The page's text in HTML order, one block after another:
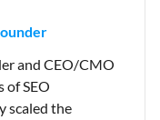
and CEO/CMO
of SEO
scaled the